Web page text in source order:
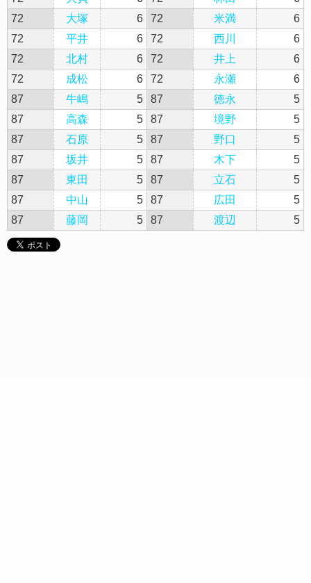
72
大塚 6 72 米満
6
72
平井 6 72 西川
6
72
北村 6 72 井上
6
72
成松 6 72 永瀬
6
87
牛嶋 5 87 徳永
5
87
高森 5 87 境野
5
87
石原 5 87 野口
5
87
坂井 5 87 木下
5
87
東田 5 87 立石
5
87
中山 5 87 広田
5
87
藤岡 5 87 渡辺 5